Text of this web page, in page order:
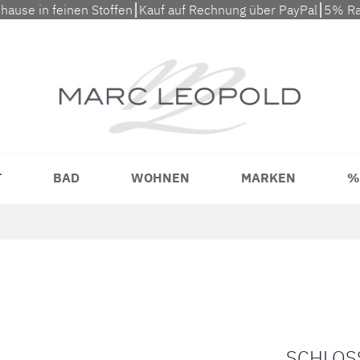
in feinen Stoffen⎮Kauf auf Rechnung über PayPal⎮5%
BAD WOHNEN MARKEN